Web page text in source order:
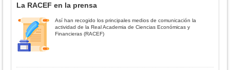
La RACEF en la prensa
Así han recogido los principales medios de comunicación la
actividad de la Real Academia de Ciencias Económicas y
Financieras (RACEF)